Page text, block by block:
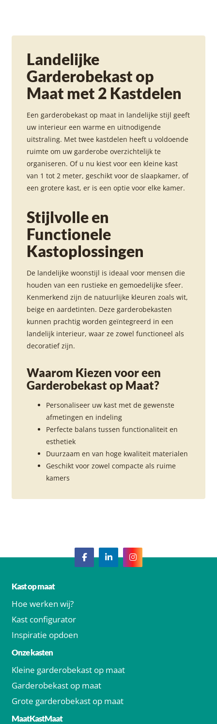
Landelijke
Garderobekast op
Maat met 2 Kastdelen
Een garderobekast op maat in landelijke stijl geeft
uw interieur een warme en uitnodigende
uitstraling. Met twee kastdelen heeft u voldoende
ruimte om uw garderobe overzichtelijk te
organiseren. Of u nu kiest voor een kleine kast
van 1 tot 2 meter, geschikt voor de slaapkamer, of
een grotere kast, er is een optie voor elke kamer.
Stijlvolle en
Functionele
Kastoplossingen
De landelijke woonstijl is ideaal voor mensen die
houden van een rustieke en gemoedelijke sfeer.
Kenmerkend zijn de natuurlijke kleuren zoals wit,
beige en aardetinten. Deze garderobekasten
kunnen prachtig worden geïntegreerd in een
landelijk interieur, waar ze zowel functioneel als
decoratief zijn.
Waarom Kiezen voor een
Garderobekast op Maat?
Personaliseer uw kast met de gewenste
afmetingen en indeling
Perfecte balans tussen functionaliteit en
esthetiek
Duurzaam en van hoge kwaliteit materialen
Geschikt voor zowel compacte als ruime
kamers
Kast op maat
Hoe werken wij?
Kast configurator
Inspiratie opdoen
Onze kasten
Kleine garderobekast op maat
Garderobekast op maat
Grote garderobekast op maat
MaatKastMaat